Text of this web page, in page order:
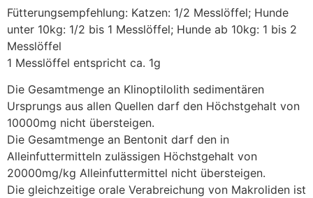
Fütterungsempfehlung: Katzen: 1/2 Messlöffel; Hunde
unter 10kg: 1/2 bis 1 Messlöffel; Hunde ab 10kg: 1 bis 2
Messlöffel
1 Messlöffel entspricht ca. 1g
Die Gesamtmenge an Klinoptilolith sedimentären
Ursprungs aus allen Quellen darf den Höchstgehalt von
10000mg nicht übersteigen.
Die Gesamtmenge an Bentonit darf den in
Alleinfuttermitteln zulässigen Höchstgehalt von
20000mg/kg Alleinfuttermittel nicht übersteigen.
Die gleichzeitige orale Verabreichung von Makroliden ist